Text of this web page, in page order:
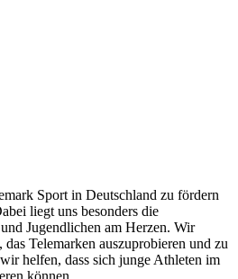
Sport in Deutschland zu fördern
liegt uns besonders die
Jugendlichen am Herzen. Wir
Telemarken auszuprobieren und zu
helfen, dass sich junge Athleten im